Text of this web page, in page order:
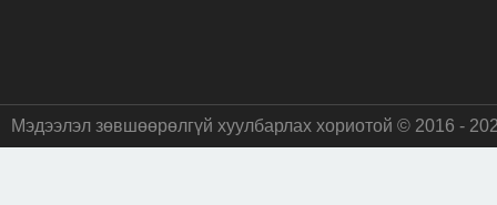
Мэдээлэл зөвшөөрөлгүй хуулбарлах хориотой © 2016 -